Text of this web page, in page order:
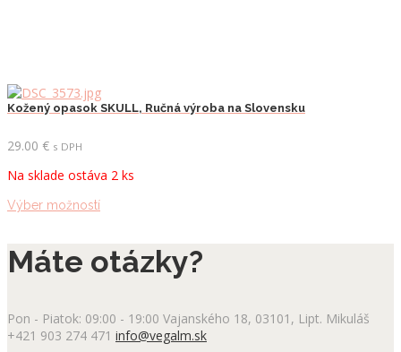
Kožený opasok SKULL, Ručná výroba na Slovensku
29.00 € s DPH
Na sklade ostáva 2 ks
Výber možnostíTento
viacero
variantov.
môžete
vybrať
Máte otázky?
Pon - Piatok: 09:00 - 19:00 Vajanského 18, 03101, Lipt. Mikuláš
+421 903 274 471 info@vegalm.sk